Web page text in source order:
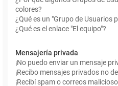
colores?
¿Qué es un "Grupo de Usuarios
¿Qué es el enlace "El equipo"?
Mensajería privada
¡No puedo enviar un mensaje
¡Recibo mensajes privados no
¡Recibí spam o correos